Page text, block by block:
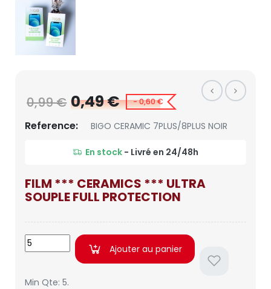
0,99 € 0,49 € - 0,60 €
Reference: BIGO CERAMIC 7PLUS/8PLUS NOIR
En stock - Livré en 24/48h
FILM *** CERAMICS *** ULTRA
SOUPLE FULL PROTECTION
Ajouter au panier
Min Qte: 5.